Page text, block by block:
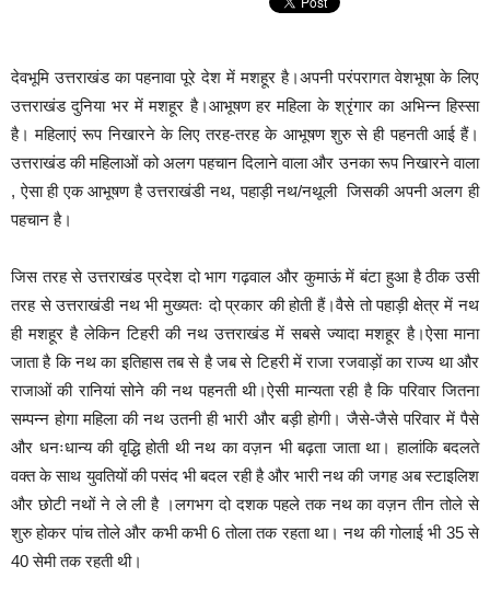
देवभूमि उत्तराखंड का पहनावा पूरे देश में मशहूर है।अपनी परंपरागत वेशभूषा के लिए
उत्तराखंड दुनिया भर में मशहूर है।आभूषण हर महिला के श्रृंगार का अभिन्न हिस्सा
है। महिलाएं रूप निखारने के लिए तरह-तरह के आभूषण शुरु से ही पहनती आई हैं।
उत्तराखंड की महिलाओं को अलग पहचान दिलाने वाला और उनका रूप निखारने वाला
, ऐसा ही एक आभूषण है उत्तराखंडी नथ, पहाड़ी नथ/नथूली जिसकी अपनी अलग ही
पहचान है।
जिस तरह से उत्तराखंड प्रदेश दो भाग गढ़वाल और कुमाऊं में बंटा हुआ है ठीक उसी
तरह से उत्तराखंडी नथ भी मुख्यतः दो प्रकार की होती हैं।वैसे तो पहाड़ी क्षेत्र में नथ
ही मशहूर है लेकिन टिहरी की नथ उत्तराखंड में सबसे ज्यादा मशहूर है।ऐसा माना
जाता है कि नथ का इतिहास तब से है जब से टिहरी में राजा रजवाड़ों का राज्य था और
राजाओं की रानियां सोने की नथ पहनती थी।ऐसी मान्यता रही है कि परिवार जितना
सम्पन्न होगा महिला की नथ उतनी ही भारी और बड़ी होगी। जैसे-जैसे परिवार में पैसे
और धनःधान्य की वृद्धि होती थी नथ का वज़न भी बढ़ता जाता था। हालांकि बदलते
वक्त के साथ युवतियों की पसंद भी बदल रही है और भारी नथ की जगह अब स्टाइलिश
और छोटी नथों ने ले ली है ।लगभग दो दशक पहले तक नथ का वज़न तीन तोले से
शुरु होकर पांच तोले और कभी कभी 6 तोला तक रहता था। नथ की गोलाई भी 35 से
40 सेमी तक रहती थी।